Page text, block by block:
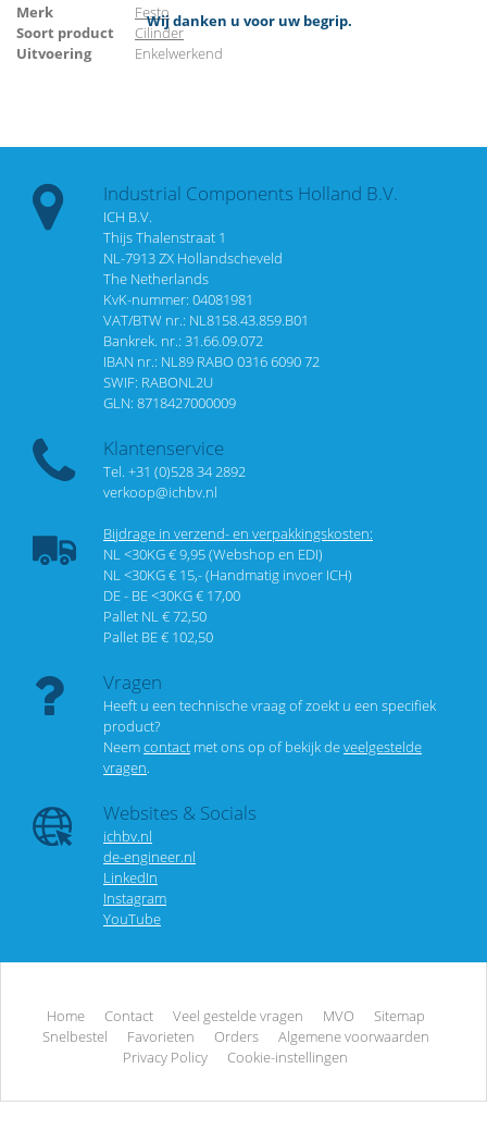
Wij danken u voor uw begrip.
Merk
Festo
Soort product
Cilinder
Uitvoering
Enkelwerkend
Industrial Components Holland B.V.
ICH B.V.
Thijs Thalenstraat 1
NL-7913 ZX Hollandscheveld
The Netherlands
KvK-nummer: 04081981
VAT/BTW nr.: NL8158.43.859.B01
Bankrek. nr.: 31.66.09.072
IBAN nr.: NL89 RABO 0316 6090 72
SWIF: RABONL2U
GLN: 8718427000009
Klantenservice
Tel. +31 (0)528 34 2892
verkoop@ichbv.nl
Bijdrage in verzend- en verpakkingskosten:
NL <30KG € 9,95 (Webshop en EDI)
NL <30KG € 15,- (Handmatig invoer ICH)
DE - BE <30KG € 17,00
Pallet NL € 72,50
Pallet BE € 102,50
Vragen
Heeft u een technische vraag of zoekt u een specifiek
product?
Neemcontact met ons op of bekijk deveelgestelde
vragen.
Websites & Socials
ichbv.nl
de-engineer.nl
LinkedIn
Instagram
YouTube
Home Contact Veel gestelde vragen MVO
Sitemap
Snelbestel
Favorieten Orders
Algemene voorwaarden
Privacy Policy
Cookie-instellingen